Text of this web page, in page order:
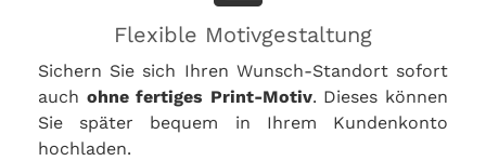
Flexible Motivgestaltung
Sichern Sie sich Ihren Wunsch-Standort sofort
auch ohne fertiges Print-Motiv. Dieses können
Sie später bequem in Ihrem Kundenkonto
hochladen.